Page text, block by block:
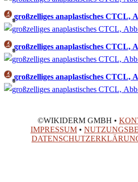
8großzelliges anaplastisches CTCL,
8großzelliges anaplastisches CTCL,
8großzelliges anaplastisches CTCL,
©WIKIDERM GMBH •
IMPRESSUM •